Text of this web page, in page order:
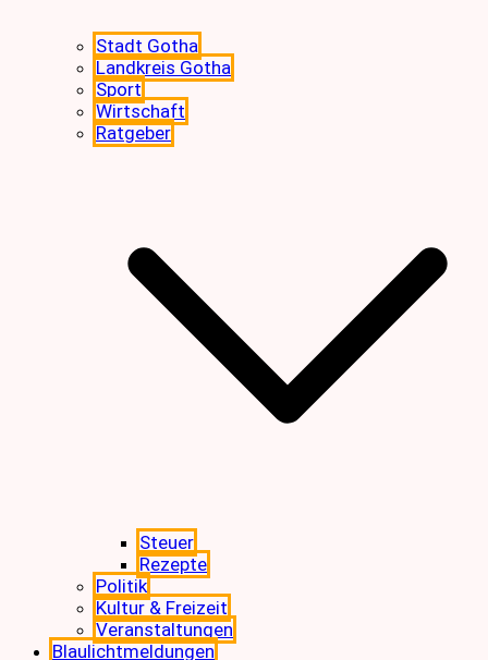
Stadt Gotha
Landkreis Gotha
Sport
Wirtschaft
Ratgeber
Steuer
Rezepte
Politik
Kultur & Freizeit
Veranstaltungen
Blaulichtmeldungen